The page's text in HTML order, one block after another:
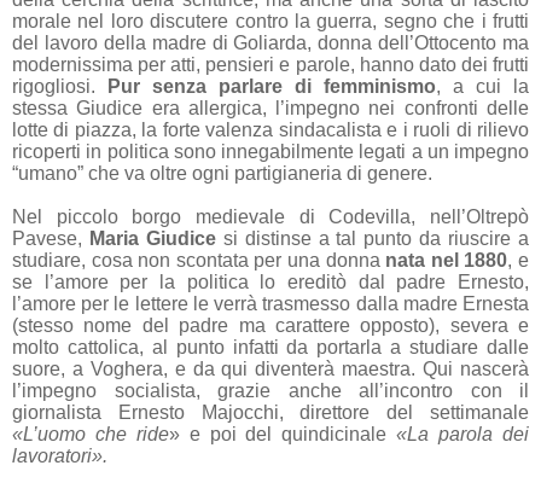
morale nel loro discutere contro la guerra, segno che i frutti
del lavoro della madre di Goliarda, donna dell’Ottocento ma
modernissima per atti, pensieri e parole, hanno dato dei frutti
rigogliosi.
Pur senza parlare di femminismo, a cui la
stessa Giudice era allergica, l’impegno nei confronti delle
lotte di piazza, la forte valenza sindacalista e i ruoli di rilievo
ricoperti in politica sono innegabilmente legati a un impegno
“umano” che va oltre ogni partigianeria di genere.
Nel piccolo borgo medievale di Codevilla, nell’Oltrepò
Pavese, Maria Giudice si distinse a tal punto da riuscire a
studiare, cosa non scontata per una donna nata nel 1880, e
se l’amore per la politica lo ereditò dal padre Ernesto,
l’amore per le lettere le verrà trasmesso dalla madre Ernesta
(stesso nome del padre ma carattere opposto), severa e
molto cattolica, al punto infatti da portarla a studiare dalle
suore, a Voghera, e da qui diventerà maestra. Qui nascerà
l’impegno socialista, grazie anche all’incontro con il
giornalista Ernesto Majocchi, direttore del settimanale
«L’uomo che ride» e poi del quindicinale«La parola dei
lavoratori».